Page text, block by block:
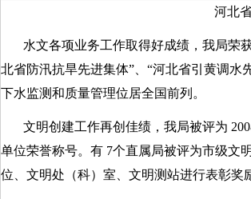
河北
水文各项业务工作取得好成绩，我局荣
北省防汛抗旱先进集体”、“河北省引黄调
下水监测和质量管理位居全国前列。
文明创建工作再创佳绩，我局被评为
单位荣誉称号。有 7个直属局被评为市级文
位、文明处（科）室、文明测站进行表彰奖